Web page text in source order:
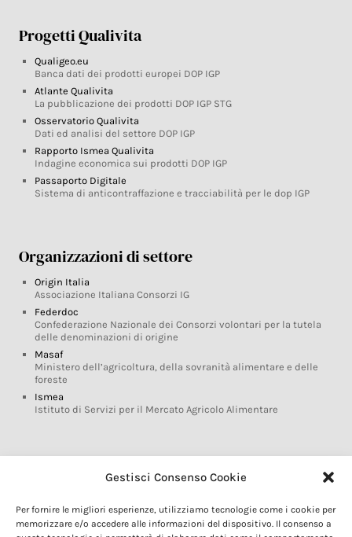
Gestisci Consenso Cookie
Per fornire le migliori esperienze, utilizziamo tecnologie come i cookie per
memorizzare e/o accedere alle informazioni del dispositivo. Il consenso a
Progetti Qualivita
Qualigeo.eu
Banca dati dei prodotti europei DOP IGP
Atlante Qualivita
La pubblicazione dei prodotti DOP IGP STG
Osservatorio Qualivita
Dati ed analisi del settore DOP IGP
Rapporto Ismea Qualivita
Indagine economica sui prodotti DOP IGP
Passaporto Digitale
Sistema di anticontraffazione e tracciabilità per le dop IGP
Organizzazioni di settore
Origin Italia
Associazione Italiana Consorzi IG
Federdoc
Confederazione Nazionale dei Consorzi volontari per la tutela
delle denominazioni di origine
Masaf
Ministero dell’agricoltura, della sovranità alimentare e delle
foreste
Ismea
Istituto di Servizi per il Mercato Agricolo Alimentare
Glossario DOP IGP
Marchi DOP IGP
Normativa prodotti DOP IGP